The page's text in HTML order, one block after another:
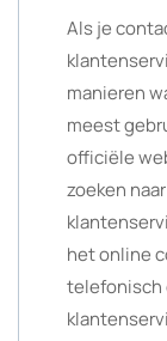
Als je
manieren
meest
officiële
zoeken
het online
telefonisch